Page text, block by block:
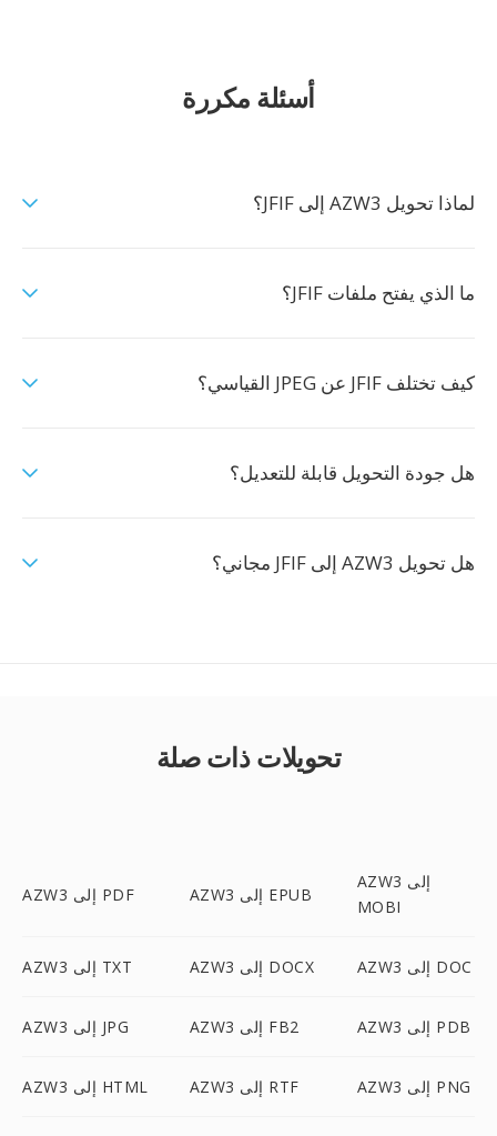
أسئلة مكررة
لماذا تحويل AZW3 إلى JFIF؟
ما الذي يفتح ملفات JFIF؟
كيف تختلف JFIF عن JPEG القياسي؟
هل جودة التحويل قابلة للتعديل؟
هل تحويل AZW3 إلى JFIF مجاني؟
تحويلات ذات صلة
AZW3 إلى PDF AZW3 إلى EPUB
AZW3 إلى
MOBI
AZW3 إلى TXT AZW3 إلى DOCX AZW3 إلى DOC
AZW3 إلى JPG AZW3 إلى FB2 AZW3 إلى PDB
AZW3 إلى HTML AZW3 إلى RTF AZW3 إلى PNG